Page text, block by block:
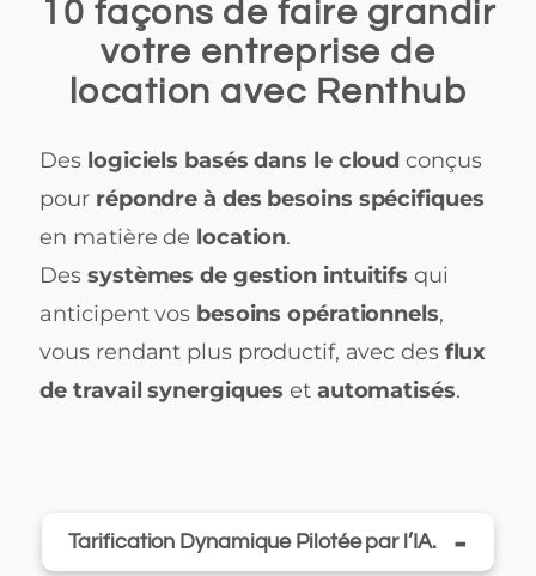
10 façons de faire grandir
votre entreprise de
location avec Renthub
Des logiciels basés dans le cloud conçus
pour répondre à des besoins spécifiques
en matière de location.
Des systèmes de gestion intuitifsqui
anticipent vos besoins opérationnels,
vous rendant plus productif, avec des flux
de travail synergiques et automatisés.
Tarification Dynamique Pilotée par l’IA. -